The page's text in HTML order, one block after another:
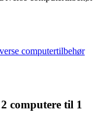
computertilbehør
computere til 1